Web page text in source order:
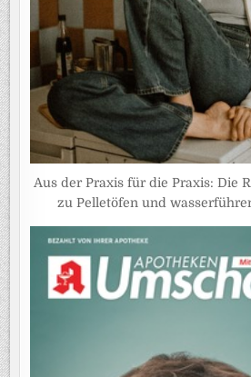
Aus der Praxis für die Praxis: Die
zu Pelletöfen und